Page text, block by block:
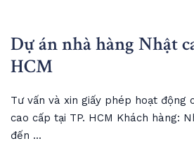
Dự án nhà hàng Nhật
HCM
Tư vấn và xin giấy phép hoạt động
cao cấp tại TP. HCM Khách hàng:
đến ...